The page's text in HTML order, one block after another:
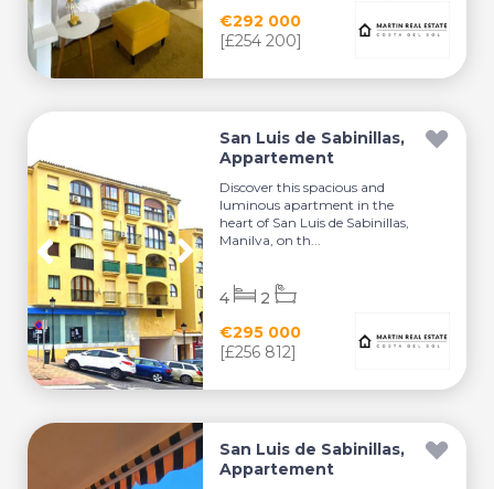
€292 000
[£254 200]
San Luis de Sabinillas,
Appartement
Discover this spacious and
luminous apartment in the
heart of San Luis de Sabinillas,
Manilva, on th...
€295 000
[£256 812]
4 2
San Luis de Sabinillas,
Appartement